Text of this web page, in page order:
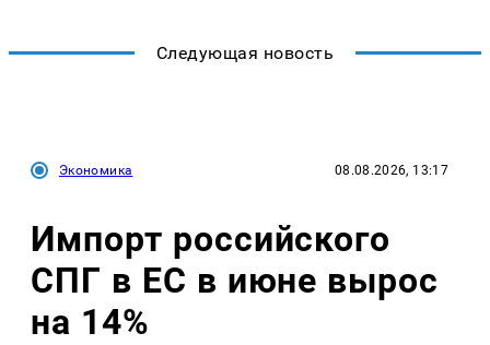
Следующая новость
Экономика 08.08.2026, 13:17
Импорт российского
СПГ в ЕС в июне вырос
на 14%